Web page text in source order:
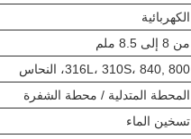
الكهربائية
من 8 إلى 8.5 ملم
316L، 310S، 840, 800، النحاس
المحطة المتدلية / محطة الشفرة
تسخين الماء